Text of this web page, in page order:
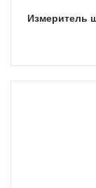
Измеритель